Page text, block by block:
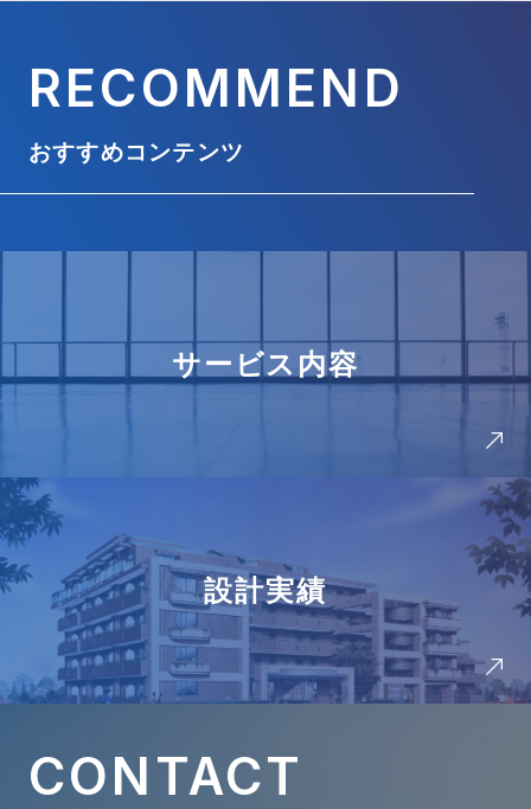
RECOMMEND
おすすめコンテンツ
サービス内容
設計実績
CONTACT